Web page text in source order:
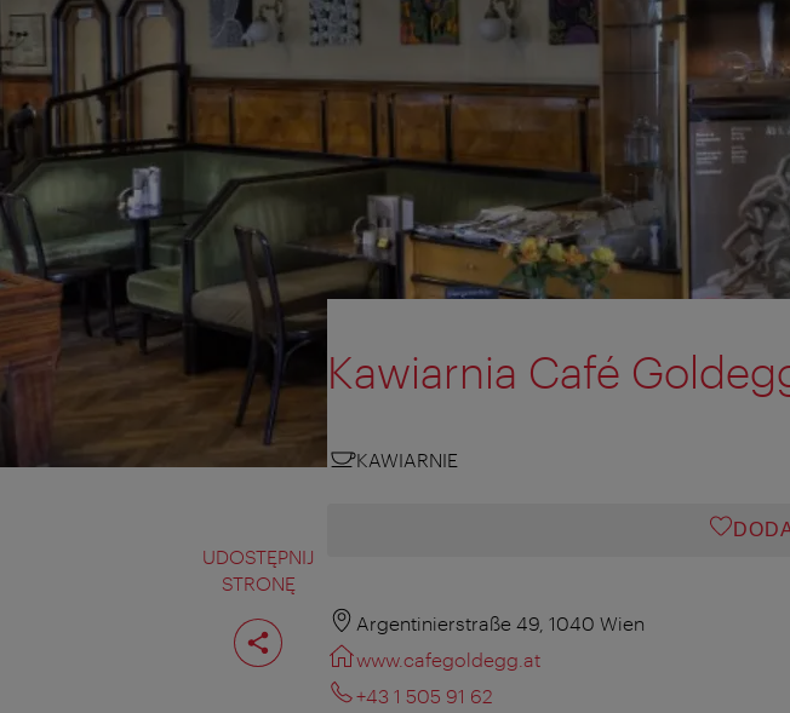
UDOSTĘPNIJ
STRONĘ
Podziel
stronę
Kawiarnia Café
KAWIARNIE
Argentinierstraße 49, 1040 Wien
www.cafegoldegg.at
+43 1 505 91 62